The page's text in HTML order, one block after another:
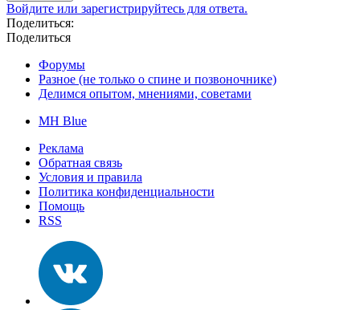
Войдите или зарегистрируйтесь для ответа.
Поделиться:
Поделиться
Форумы
Разное (не только о спине и позвоночнике)
Делимся опытом, мнениями, советами
MH Blue
Реклама
Обратная связь
Условия и правила
Политика конфиденциальности
Помощь
RSS